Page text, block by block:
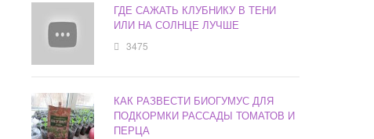
ГДЕ САЖАТЬ КЛУБНИКУ В ТЕНИ
ИЛИ НА СОЛНЦЕ ЛУЧШЕ
3475
КАК РАЗВЕСТИ БИОГУМУС ДЛЯ
ПОДКОРМКИ РАССАДЫ ТОМАТОВ И
ПЕРЦА